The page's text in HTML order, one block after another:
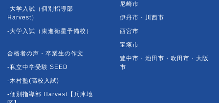
-大学入試（個別指導部
Harvest）
-大学入試（東進衛星予備校）
合格者の声・卒業生の作文
-私立中学受験 SEED
-木村塾(高校入試)
-個別指導部 Harvest【兵庫地
尼崎市
伊丹市・川西市
西宮市
宝塚市
豊中市・池田市・吹田市・大阪
市